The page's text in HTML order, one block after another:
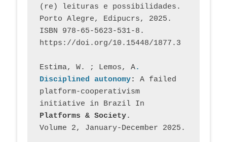
(re) leituras e possibilidades.
Porto Alegre, Edipucrs, 2025.
ISBN 978-65-5623-531-8.
https://doi.org/10.15448/1877.3
Estima, W. ; Lemos, A.
Disciplined autonomy: A failed
platform-cooperativism
initiative in Brazil In
Platforms & Society.
Volume 2, January-December 2025.